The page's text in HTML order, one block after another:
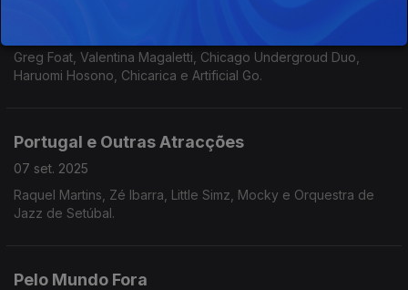
Greg Foat, Valentina Magaletti, Chicago Undergroud Duo,
Haruomi Hosono, Chicarica e Artificial Go.
Portugal e Outras Atracções
07 set. 2025
Raquel Martins, Zé Ibarra, Little Simz, Mocky e Orquestra de
Jazz de Setúbal.
Pelo Mundo Fora